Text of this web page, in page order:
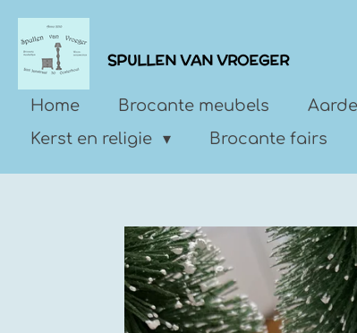
Ga
direct
naar
de
hoofdinhoud
SPULLEN VAN VROEGER
Home Brocante meubels
Kerst en religie
Brocante fairs